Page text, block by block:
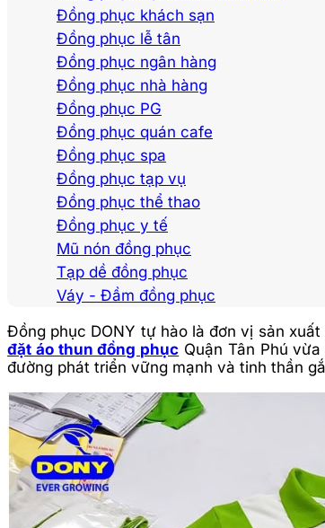
Đồng phục khách sạn
Đồng phục lễ tân
Đồng phục ngân hàng
Đồng phục nhà hàng
Đồng phục PG
Đồng phục quán cafe
Đồng phục spa
Đồng phục tạp vụ
Đồng phục thể thao
Đồng phục y tế
Mũ nón đồng phục
Tạp dề đồng phục
Váy - Đầm đồng phục
Đồng phục DONY tự hào là đơn vị sản
đặt áo thun đồng phục Quận Tân Phú
đường phát triển vững mạnh và tinh thần